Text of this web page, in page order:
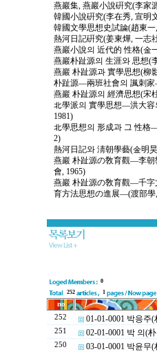
燕巖集, 燕巖小說硏究(李家
韓國小說硏究(李在秀, 宣明
韓國文學思想史試論(趙東一
熱河日記硏究(姜東燁, 一志
燕巖小說의 近代的 性格(金
燕巖朴趾源의 生涯와 思想(
燕巖 朴趾源과 實學思想(柳
朴趾源―兩班社會의 諷刺家
燕巖 朴趾源의 經濟思想(宋
北學派의 實學思想―洪大容
1981)
北學思想의 形成과 그 性格
2)
熱河日記와 淸朝學藝(金明
燕巖 朴趾源の敎育觀―李朝
會, 1965)
燕巖 朴趾源の敎育觀―千字
育方法思想の進展―(渡部學
0
252
1
no
252
01-01-0001 박응주
251 02-01-0001 박 의(
250 03-01-0001 박윤무